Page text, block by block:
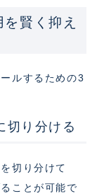
賢く抑え
ルするための3
切り分ける
切り分けて
ことが可能で